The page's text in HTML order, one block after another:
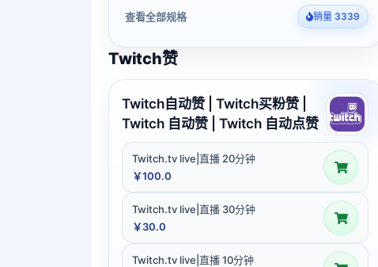
查看全部规格 销量 3339
Twitch赞
Twitch自动赞 | Twitch买粉赞 |
Twitch 自动赞 | Twitch 自动点赞
Twitch.tv live|直播 20分钟
￥100.0
Twitch.tv live|直播 30分钟
￥30.0
Twitch.tv live|直播 10分钟